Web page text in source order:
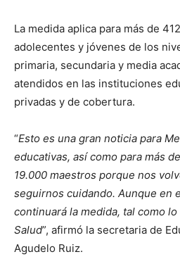
La medida aplica para más de
adolecentes y jóvenes de los
primaria, secundaria y media
atendidos en las instituciones
privadas y de cobertura.
“Esto es una gran noticia para
educativas, así como para más
19.000 maestros porque nos
seguirnos cuidando. Aunque en
continuará la medida, tal como
Salud”, afirmó la secretaria de
Agudelo Ruiz.